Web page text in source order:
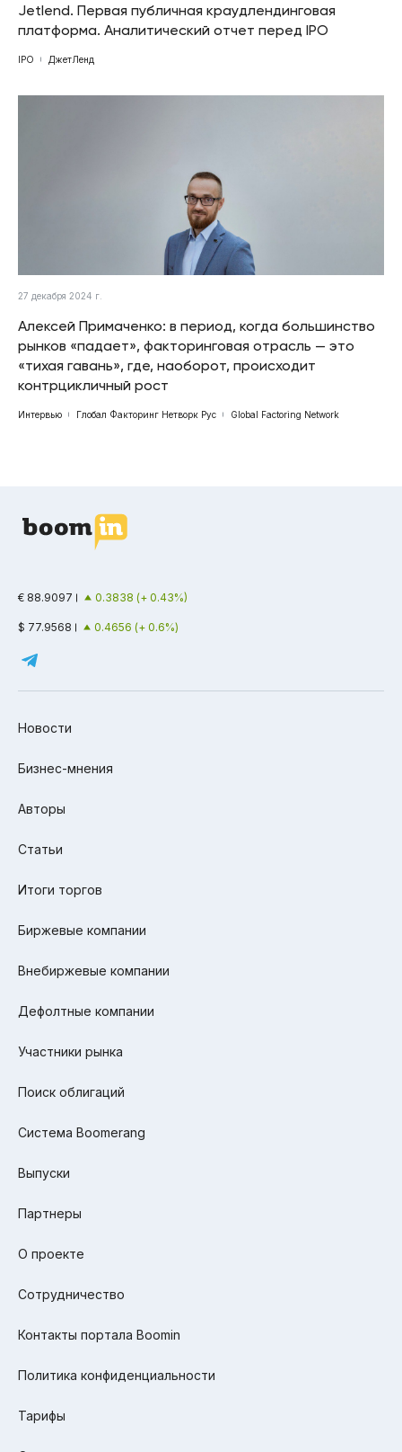
Jetlend. Первая публичная краудлендинговая
платформа. Аналитический отчет перед IPO
IPO ДжетЛенд
27 декабря 2024 г.
Алексей Примаченко: в период, когда большинство
рынков «падает», факторинговая отрасль — это
«тихая гавань», где, наоборот, происходит
контрцикличный рост
Интервью Глобал Факторинг Нетворк Рус Global Factoring Network
€ 88.9097 0.3838 (+ 0.43%)
$ 77.9568 0.4656 (+ 0.6%)
Новости
Бизнес-мнения
Авторы
Статьи
Итоги торгов
Биржевые компании
Внебиржевые компании
Дефолтные компании
Участники рынка
Поиск облигаций
Система Boomerang
Выпуски
Партнеры
О проекте
Сотрудничество
Контакты портала Boomin
Политика конфиденциальности
Тарифы